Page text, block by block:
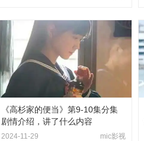
《高杉家的便当》第9-10集分集
剧情介绍，讲了什么内容
2024-11-29 mic影视